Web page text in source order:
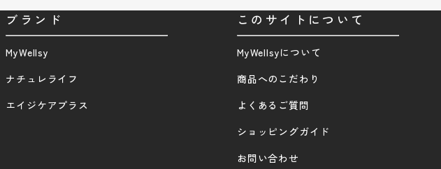
ブランド
MyWellsy
ナチュレライフ
エイジケアプラス
このサイトについて
MyWellsyについて
商品へのこだわり
よくあるご質問
ショッピングガイド
お問い合わせ